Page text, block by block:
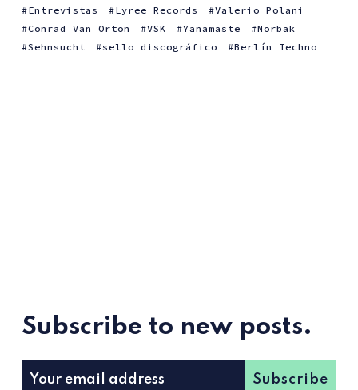
Entrevistas Lyree Records
Valerio Polani
Conrad Van Orton
VSK Yanamaste
Norbak
Sehnsucht
sello discográfico Berlín Techno
Subscribe to new posts.
Subscribe